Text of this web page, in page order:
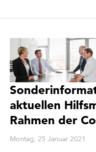
aktuellen
Rahmen der
Montag, 25 Januar 2021